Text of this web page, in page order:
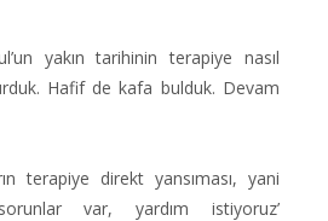
yakın tarihinin terapiye nasıl
Hafif de kafa bulduk. Devam
terapiye direkt yansıması, yani
var, yardım istiyoruz’